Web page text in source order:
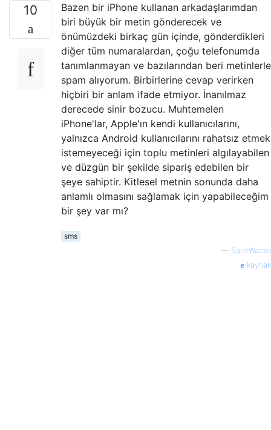
10
Bazen bir iPhone kullanan arkadaşlarımdan
biri büyük bir metin gönderecek ve
önümüzdeki birkaç gün içinde, gönderdikleri
diğer tüm numaralardan, çoğu telefonumda
tanımlanmayan ve bazılarından beri metinlerle
spam alıyorum. Birbirlerine cevap verirken
hiçbiri bir anlam ifade etmiyor. İnanılmaz
derecede sinir bozucu. Muhtemelen
iPhone'lar, Apple'ın kendi kullanıcılarını,
yalnızca Android kullanıcılarını rahatsız etmek
istemeyeceği için toplu metinleri algılayabilen
ve düzgün bir şekilde sipariş edebilen bir
şeye sahiptir. Kitlesel metnin sonunda daha
anlamlı olmasını sağlamak için yapabileceğim
bir şey var mı?
sms
— SaintWacko
kaynak